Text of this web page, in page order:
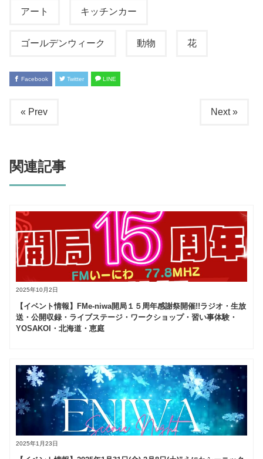
アート キッチンカー
ゴールデンウィーク 動物 花
Facebook Twitter LINE
« Prev Next »
関連記事
2025年10月2日
【イベント情報】FMe-niwa開局１５周年感謝祭開催!!ラジオ・生放
送・公開収録・ライブステージ・ワークショップ・習い事体験・
YOSAKOI・北海道・恵庭
2025年1月23日